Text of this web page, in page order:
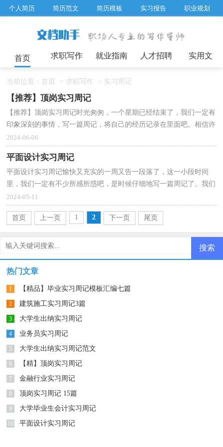
个人简历 简历范文 简历模板 实习报告 职业规划
工作总结 辞职报告
首页 求职写作 就业指南 人才招聘 实用文
当前位置： 首页 > 求职写作 > 实习周记
【推荐】顶岗实习周记
【推荐】顶岗实习周记时光匆匆，一个星期已经结束了，我们一定有
印象深刻的事情，写一篇周记，将自己的经历记录在里面吧。相信许
多人会觉得周记很难写吧，下面是小编帮大家整理的顶岗...
2024-06-06
平面设计实习周记
平面设计实习周记愉快又充实的一周又告一段落了，这一小段时间
里，我们一定有不少所感所惑吧，是时候仔细地写一篇周记了。我们
该怎么写周记呢？以下是小编整理的平面设计实习周记，希...
2024-05-11
首页 上一页 1 2 下一页 尾页
热门文章
1 【精品】毕业实习周记模板汇编七篇
2 建筑施工实习周记3篇
3 大学生出纳实习周记
4 业务员实习周记
5 大学生出纳实习周记范文
6 【精】顶岗实习周记
7 金融行业实习周记
8 顶岗实习周记 15篇
9 大学毕业生会计实习周记
10 平面设计实习周记